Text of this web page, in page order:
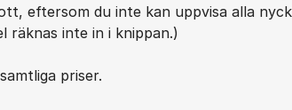
eftersom du inte kan uppvisa alla
räknas inte in i knippan.)
priser.